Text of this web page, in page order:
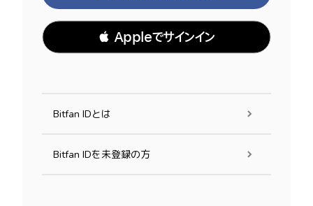
 Appleでサインイン
Bitfan IDとは
Bitfan IDを未登録の方